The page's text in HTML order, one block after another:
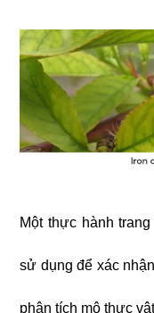
Một thực hành
sử dụng để xác
phân tích mô thực